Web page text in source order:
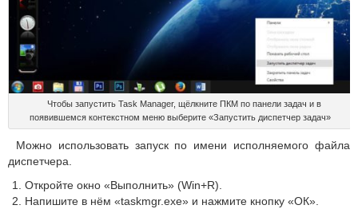
Чтобы запустить Task Manager, щёлкните ПКМ по панели задач и в
появившемся контекстном меню выберите «Запустить диспетчер задач»
Можно использовать запуск по имени исполняемого файла
диспетчера.
Откройте окно «Выполнить» (Win+R).
Напишите в нём «taskmgr.exe» и нажмите кнопку «ОК».